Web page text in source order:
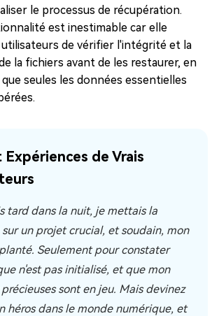
le processus de récupération.
est inestimable car elle
de vérifier l'intégrité et la
la fichiers avant de les restaurer, en
seules les données essentielles
Expériences de Vrais
tard dans la nuit, je mettais la
un projet crucial, et soudain, mon
Seulement pour constater
n'est pas initialisé, et que mon
sont en jeu. Mais devinez
héros dans le monde numérique, et